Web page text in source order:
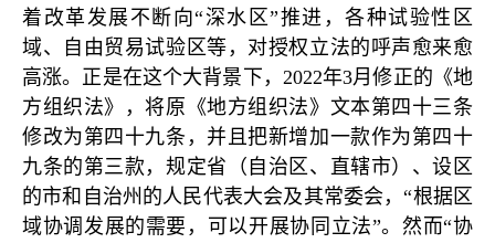
着改革发展不断向“深水区”推进，各种试验性区
域、自由贸易试验区等，对授权立法的呼声愈来愈
高涨。正是在这个大背景下，2022年3月修正的《地
方组织法》，将原《地方组织法》文本第四十三条
修改为第四十九条，并且把新增加一款作为第四十
九条的第三款，规定省（自治区、直辖市）、设区
的市和自治州的人民代表大会及其常委会，“根据区
域协调发展的需要，可以开展协同立法”。然而“协